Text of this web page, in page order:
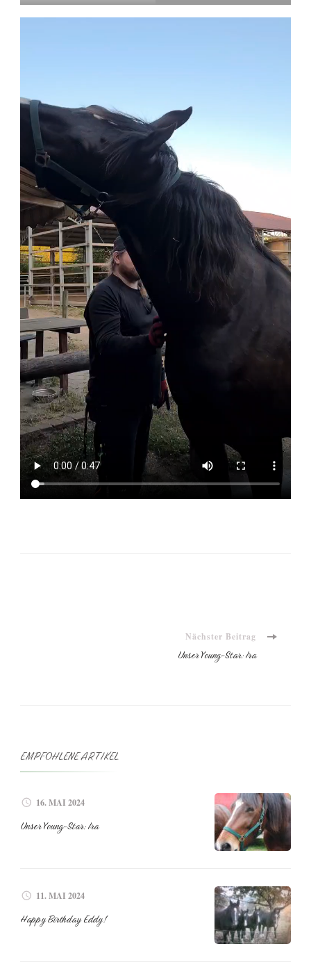
Nächster Beitrag
Unser Young-Star: Ira
EMPFOHLENE ARTIKEL
16. MAI 2024
Unser Young-Star: Ira
11. MAI 2024
Happy Birthday Eddy!